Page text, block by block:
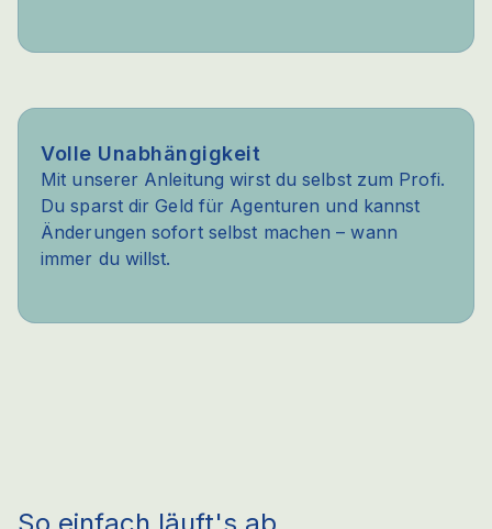
Volle Unabhängigkeit
Mit unserer Anleitung wirst du selbst zum Profi.
Du sparst dir Geld für Agenturen und kannst
Änderungen sofort selbst machen – wann
immer du willst.